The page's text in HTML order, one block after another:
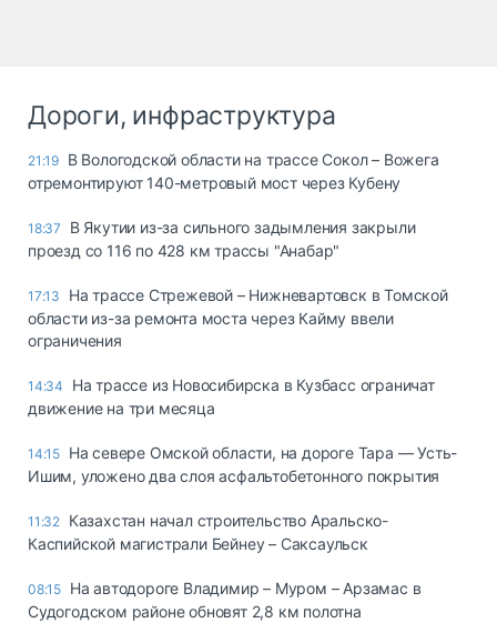
Дороги, инфраструктура
21:19 В Вологодской области на трассе Сокол – Вожега
отремонтируют 140-метровый мост через Кубену
18:37
В Якутии из-за сильного задымления закрыли
проезд со 116 по 428 км трассы "Анабар"
17:13
На трассе Стрежевой – Нижневартовск в Томской
области из-за ремонта моста через Кайму ввели
ограничения
14:34
На трассе из Новосибирска в Кузбасс ограничат
движение на три месяца
14:15 На севере Омской области, на дороге Тара — Усть-
Ишим, уложено два слоя асфальтобетонного покрытия
11:32 Казахстан начал строительство Аральско-
Каспийской магистрали Бейнеу – Саксаульск
08:15 На автодороге Владимир – Муром – Арзамас в
Судогодском районе обновят 2,8 км полотна